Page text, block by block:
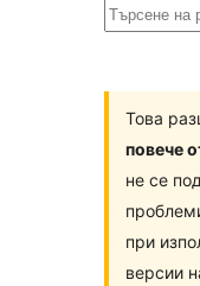
Търсене
Това
повече
не се
при
версии